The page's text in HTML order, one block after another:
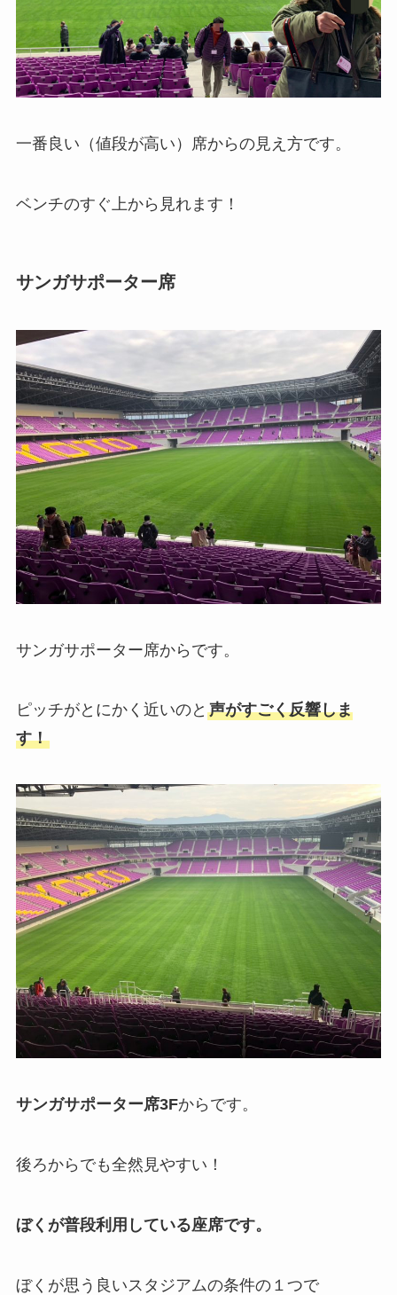
一番良い（値段が高い）席からの見え方です。
ベンチのすぐ上から見れます！
サンガサポーター席
サンガサポーター席からです。
ピッチがとにかく近いのと 声がすごく反響しま
す！
サンガサポーター席3Fからです。
後ろからでも全然見やすい！
ぼくが普段利用している座席です。
ぼくが思う良いスタジアムの条件の１つで